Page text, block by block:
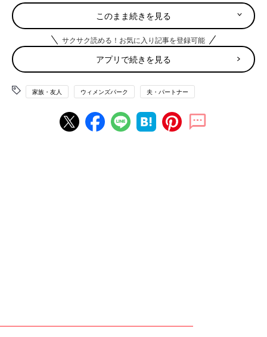
不倫相手とは別れられないそうです。私は気持ち悪いと思ってし
まいました。
みなさんは大切な友人が不倫していると知ったら、今後の付き合
いはどうしますか？」
「不潔だし嫌悪感を抱きます。てか、現在進行形の話をなんで
今、打ち明けるわけ？
人間魔がさすってこともあるけれど15年なんて、まったく理解で
きない、というか、理解なんてしたくない。墓場まで持って行け
よって思います。関係は断ちます」
特に影響ない＝関係ない、からかな」
このまま続きを見る
サクサク読める！お気に入り記事を登録可能
アプリで続きを見る
家族・友人 ウィメンズパーク 夫・パートナー